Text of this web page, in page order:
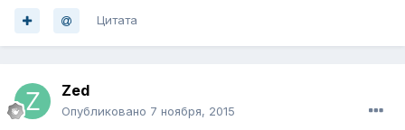
Цитата
Zed
Опубликовано 7 ноября, 2015